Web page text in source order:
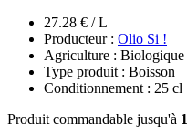
27.28 € / L
Producteur : Olio Si !
Agriculture : Biologique
Type produit : Boisson
Conditionnement : 25 cl
Produit commandable jusqu'à 1